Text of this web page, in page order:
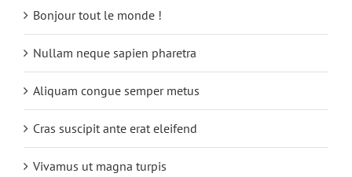
Bonjour tout le monde !
Nullam neque sapien pharetra
Aliquam congue semper metus
Cras suscipit ante erat eleifend
Vivamus ut magna turpis